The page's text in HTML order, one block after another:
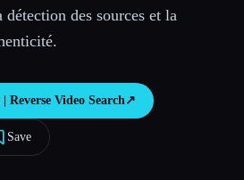
des sources et la
Reverse Video Search↗︎
Save